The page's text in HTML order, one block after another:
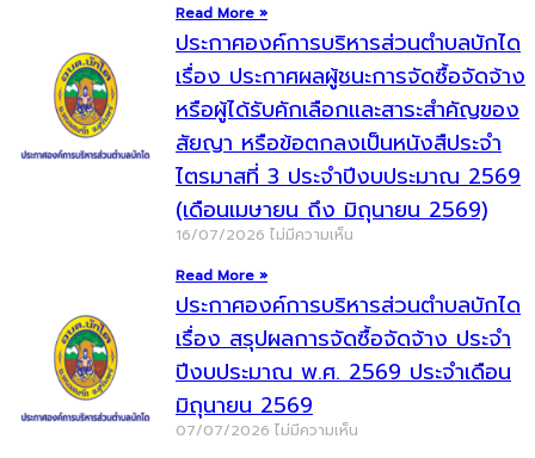
Read More »
ประกาศองค์การบริหารส่วนตำบลบักได
เรื่อง ประกาศผลผู้ชนะการจัดซื้อจัดจ้าง
หรือผู้ได้รับคักเลือกและสาระสำคัญของ
สัยญา หรือข้อตกลงเป็นหนังสืประจำ
ไตรมาสที่ 3 ประจำปีงบประมาณ 2569
(เดือนเมษายน ถึง มิถุนายน 2569)
16/07/2026 ไม่มีความเห็น
Read More »
ประกาศองค์การบริหารส่วนตำบลบักได
เรื่อง สรุปผลการจัดซื้อจัดจ้าง ประจำ
ปีงบประมาณ พ.ศ. 2569 ประจำเดือน
มิถุนายน 2569
07/07/2026 ไม่มีความเห็น